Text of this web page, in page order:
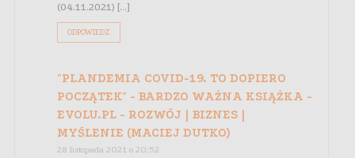
(04.11.2021) […]
ODPOWIEDZ
"PLANDEMIA COVID-19. TO DOPIERO
POCZĄTEK" - BARDZO WAŻNA KSIĄŻKA -
EVOLU.PL - ROZWÓJ | BIZNES |
MYŚLENIE (MACIEJ DUTKO)
28 listopada 2021 o 20:52